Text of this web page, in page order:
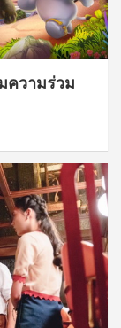
ความร่วม